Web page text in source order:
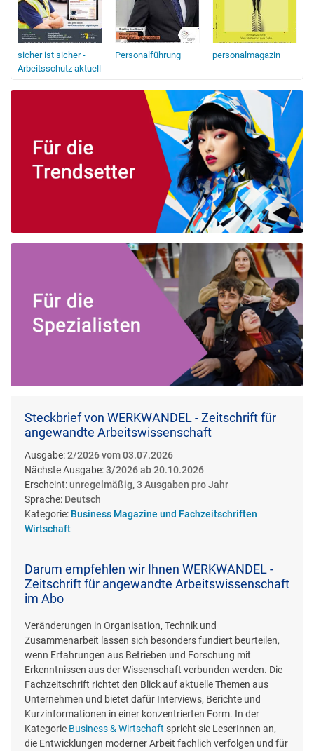
sicher ist sicher -
Arbeitsschutz aktuell
Personalführung personalmagazin
Steckbrief von WERKWANDEL - Zeitschrift für
angewandte Arbeitswissenschaft
Ausgabe:2/2026 vom 03.07.2026
Nächste Ausgabe:3/2026 ab 20.10.2026
Erscheint:unregelmäßig, 3 Ausgaben pro Jahr
Sprache: Deutsch
Kategorie: Business Magazine und Fachzeitschriften
Wirtschaft
Darum empfehlen wir Ihnen WERKWANDEL -
Zeitschrift für angewandte Arbeitswissenschaft
im Abo
Veränderungen in Organisation, Technik und
Zusammenarbeit lassen sich besonders fundiert beurteilen,
wenn Erfahrungen aus Betrieben und Forschung mit
Erkenntnissen aus der Wissenschaft verbunden werden. Die
Fachzeitschrift richtet den Blick auf aktuelle Themen aus
Unternehmen und bietet dafür Interviews, Berichte und
Kurzinformationen in einer konzentrierten Form. In der
Kategorie Business & Wirtschaft spricht sie LeserInnen an,
die Entwicklungen moderner Arbeit fachlich verfolgen und für